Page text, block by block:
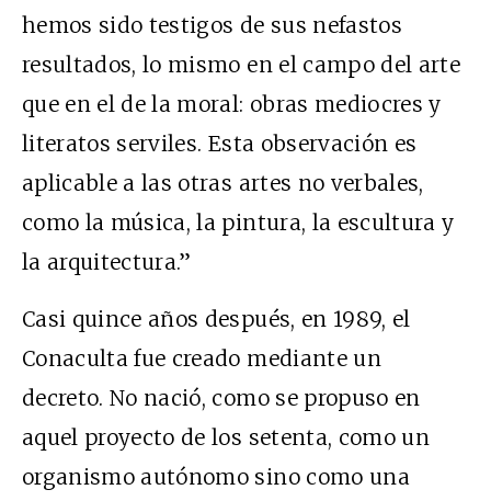
hemos sido testigos de sus nefastos
resultados, lo mismo en el campo del arte
que en el de la moral: obras mediocres y
literatos serviles. Esta observación es
aplicable a las otras artes no verbales,
como la música, la pintura, la escultura y
la arquitectura.”
Casi quince años después, en 1989, el
Conaculta fue creado mediante un
decreto. No nació, como se propuso en
aquel proyecto de los setenta, como un
organismo autónomo sino como una